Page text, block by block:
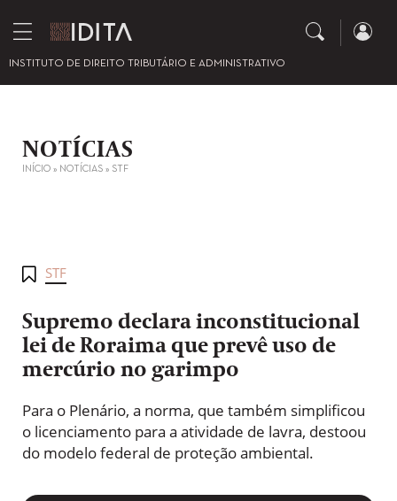
INSTITUTO DE DIREITO TRIBUTÁRIO E ADMINISTRATIVO
NOTÍCIAS
INÍCIO » NOTÍCIAS » STF
STF
Supremo declara inconstitucional
lei de Roraima que prevê uso de
mercúrio no garimpo
Para o Plenário, a norma, que também simplificou
o licenciamento para a atividade de lavra, destoou
do modelo federal de proteção ambiental.